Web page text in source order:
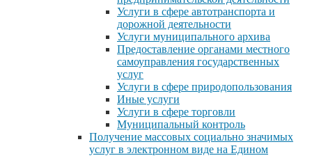
Услуги в сфере автотранспорта и
дорожной деятельности
Услуги муниципального архива
Предоставление органами местного
самоуправления государственных
услуг
Услуги в сфере природопользования
Иные услуги
Услуги в сфере торговли
Муниципальный контроль
Получение массовых социально значимых
услуг в электронном виде на Едином